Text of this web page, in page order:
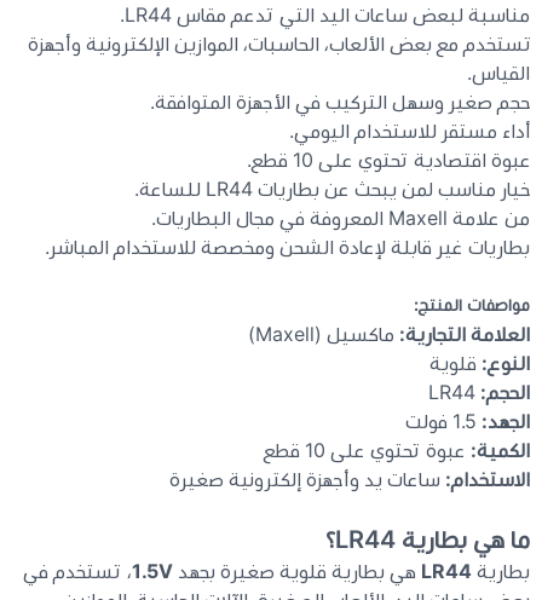
مناسبة لبعض ساعات اليد التي تدعم مقاس LR44.
تستخدم مع بعض الألعاب، الحاسبات، الموازين الإلكترونية وأجهزة
القياس.
حجم صغير وسهل التركيب في الأجهزة المتوافقة.
أداء مستقر للاستخدام اليومي.
عبوة اقتصادية تحتوي على 10 قطع.
خيار مناسب لمن يبحث عن بطاريات LR44 للساعة.
من علامة Maxell المعروفة في مجال البطاريات.
بطاريات غير قابلة لإعادة الشحن ومخصصة للاستخدام المباشر.
مواصفات المنتج:
العلامة التجارية:ماكسيل (Maxell)
النوع:قلوية
الحجم:LR44
الجهد:1.5 فولت
الكمية:عبوة تحتوي على 10 قطع
الاستخدام:ساعات يد وأجهزة إلكترونية صغيرة
ما هي بطارية LR44؟
بطاريةLR44هي بطارية قلوية صغيرة بجهد 1.5V، تستخدم في